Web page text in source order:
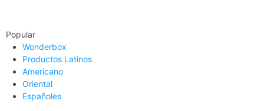
Popular
Wonderbox
Productos Latinos
Americano
Oriental
Españoles